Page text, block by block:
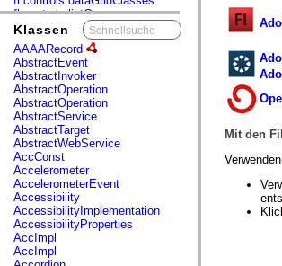
fl.controls.listClasses
fl.controls.progressBarClasses
fl.core
fl.data
fl.display
fl.events
fl.ik
fl.lang
fl.livepreview
fl.managers
fl.motion
fl.motion.easing
fl.rsl
fl.text
fl.transitions
fl.transitions.easing
fl.video
flash.accessibility
flash.concurrent
Klassen
AAAARecord
AbstractEvent
AbstractInvoker
AbstractOperation
AbstractOperation
AbstractService
AbstractTarget
AbstractWebService
AccConst
Accelerometer
AccelerometerEvent
Accessibility
AccessibilityImplementation
AccessibilityProperties
AccImpl
AccImpl
Mit den